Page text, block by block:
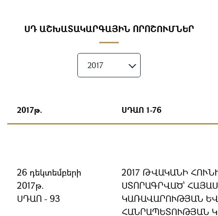
ՍԴ ԱՇԽԱՏԱԿԱՐԳԱՅԻՆ ՈՐՈՇՈՒՄՆԵՐ
2017
2017թ. ՍԴԱՈ 1-76
26 դեկտեմբերի
2017թ.
ՍԴԱՈ - 93
2017 ԹՎԱԿԱՆԻ
ՍՏՈՐԱԳՐՎԱԾ`
ԿԱՌԱՎԱՐՈՒԹՅԱՆ
ՀԱՆՐԱՊԵՏՈՒԹՅԱՆ